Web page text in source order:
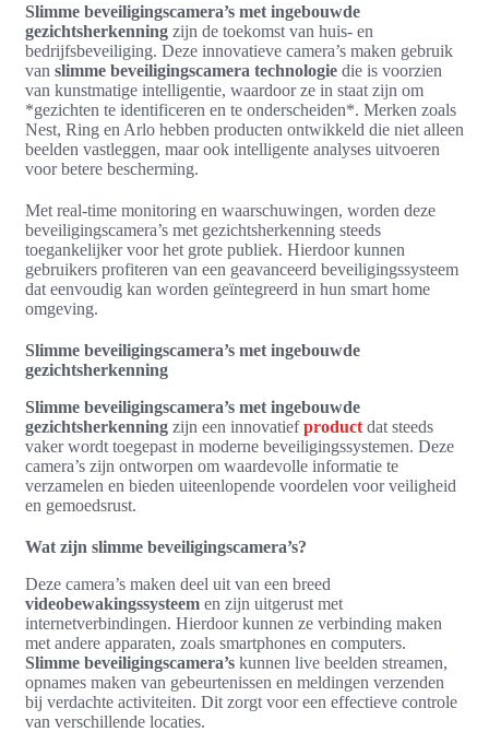
Slimme beveiligingscamera’s met ingebouwde
gezichtsherkenning zijn de toekomst van huis- en
bedrijfsbeveiliging. Deze innovatieve camera’s maken gebruik
van slimme beveiligingscamera technologie die is voorzien
van kunstmatige intelligentie, waardoor ze in staat zijn om
*gezichten te identificeren en te onderscheiden*. Merken zoals
Nest, Ring en Arlo hebben producten ontwikkeld die niet alleen
beelden vastleggen, maar ook intelligente analyses uitvoeren
voor betere bescherming.
Met real-time monitoring en waarschuwingen, worden deze
beveiligingscamera’s met gezichtsherkenning steeds
toegankelijker voor het grote publiek. Hierdoor kunnen
gebruikers profiteren van een geavanceerd beveiligingssysteem
dat eenvoudig kan worden geïntegreerd in hun smart home
omgeving.
Slimme beveiligingscamera’s met ingebouwde
gezichtsherkenning
Slimme beveiligingscamera’s met ingebouwde
gezichtsherkenning zijn een innovatiefproduct dat steeds
vaker wordt toegepast in moderne beveiligingssystemen. Deze
camera’s zijn ontworpen om waardevolle informatie te
verzamelen en bieden uiteenlopende voordelen voor veiligheid
en gemoedsrust.
Wat zijn slimme beveiligingscamera’s?
Deze camera’s maken deel uit van een breed
videobewakingssysteem en zijn uitgerust met
internetverbindingen. Hierdoor kunnen ze verbinding maken
met andere apparaten, zoals smartphones en computers.
Slimme beveiligingscamera’s kunnen live beelden streamen,
opnames maken van gebeurtenissen en meldingen verzenden
bij verdachte activiteiten. Dit zorgt voor een effectieve controle
van verschillende locaties.